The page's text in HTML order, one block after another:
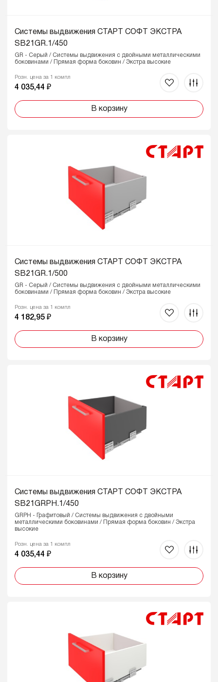
Системы выдвижения СТАРТ СОФТ ЭКСТРА
SB21GR.1/450
GR - Серый / Системы выдвижения с двойными металлическими
боковинами / Прямая форма боковин / Экстра высокие
Розн. цена за 1 компл
4 035,44 ₽
В корзину
Системы выдвижения СТАРТ СОФТ ЭКСТРА
SB21GR.1/500
GR - Серый / Системы выдвижения с двойными металлическими
боковинами / Прямая форма боковин / Экстра высокие
Розн. цена за 1 компл
4 182,95 ₽
В корзину
Системы выдвижения СТАРТ СОФТ ЭКСТРА
SB21GRPH.1/450
GRPH - Графитовый / Системы выдвижения с двойными
металлическими боковинами / Прямая форма боковин / Экстра
высокие
Розн. цена за 1 компл
4 035,44 ₽
В корзину